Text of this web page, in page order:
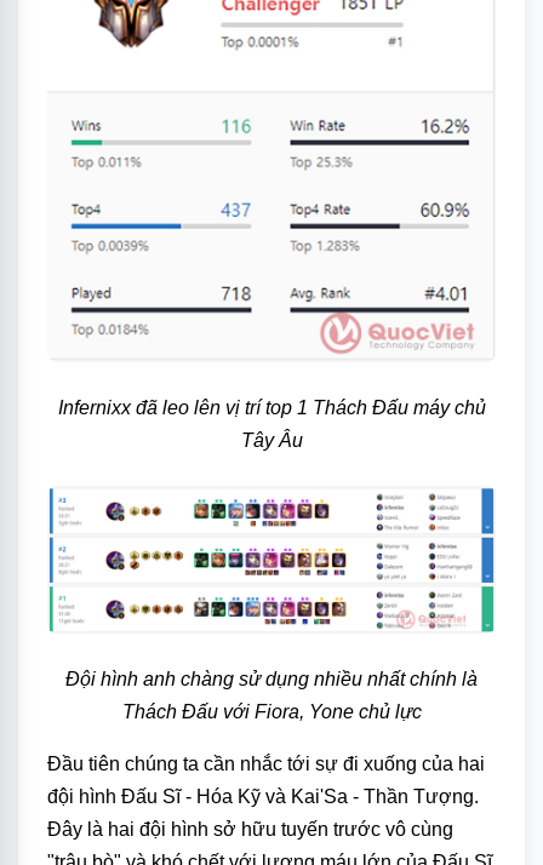
Infernixx đã leo lên vị trí top 1 Thách Đấu máy chủ
Tây Âu
Đội hình anh chàng sử dụng nhiều nhất chính là
Thách Đấu với Fiora, Yone chủ lực
Đầu tiên chúng ta cần nhắc tới sự đi xuống của hai
đội hình Đấu Sĩ - Hóa Kỹ và Kai'Sa - Thần Tượng.
Đây là hai đội hình sở hữu tuyến trước vô cùng